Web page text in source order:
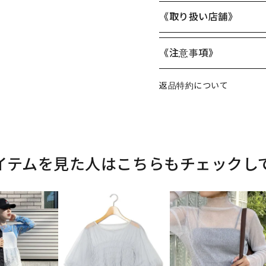
《取り扱い店舗》
《注意事項》
返品特約について
テムを見た人はこちらもチェックし